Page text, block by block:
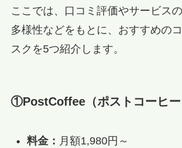
ここでは、口コミ評価やサービス
多様性などをもとに、おすすめの
スクを5つ紹介します。
①PostCoffee（ポストコーヒー
料金： 月額1,980円～